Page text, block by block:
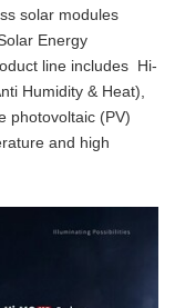
solar modules
Energy
line includes Hi-
Humidity & Heat),
photovoltaic (PV)
and high